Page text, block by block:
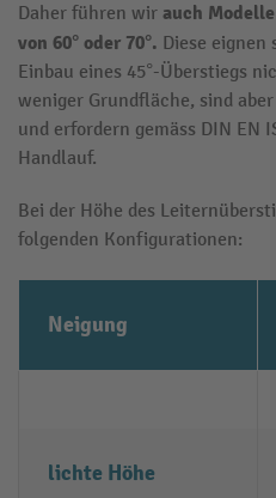
Daher führen wir auch
von 60° oder 70°. Diese eignen
Einbau eines 45°-Überstiegs
weniger Grundfläche, sind
und erfordern gemäss DIN EN
Handlauf.
Bei der Höhe des
folgenden Konfigurationen:
Neigung
lichte Höhe